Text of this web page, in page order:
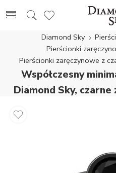
Diamond Sky
Pierścionki
Pierścionki zaręczynowe z
Współczesny
Diamond Sky,